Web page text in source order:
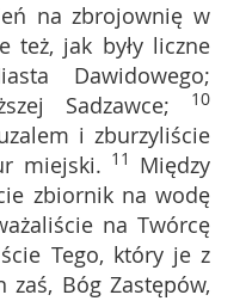
na zbrojownię w
też, jak były liczne
Dawidowego;
Sadzawce; 10
i zburzyliście
miejski. 11 Między
zbiornik na wodę
na Twórcę
Tego, który je z
zaś, Bóg Zastępów,